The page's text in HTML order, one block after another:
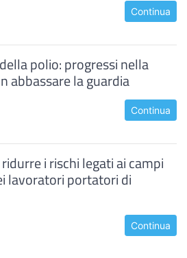
Continua
polio: progressi nella
abbassare la guardia
Continua
ridurre i rischi legati ai campi
lavoratori portatori di
Continua